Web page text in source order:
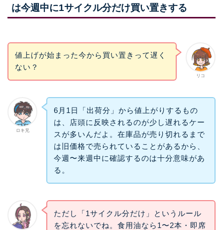
は今週中に1サイクル分だけ買い置きする
リコ
値上げが始まった今から買い置きって遅く
ない？
ロキ兄
6月1日「出荷分」から値上がりするもの
は、店頭に反映されるのが少し遅れるケー
スが多いんだよ。在庫品が売り切れるまで
は旧価格で売られていることがあるから、
今週〜来週中に確認するのは十分意味があ
る。
ただし「1サイクル分だけ」というルール
を忘れないでね。食用油なら1〜2本・即席